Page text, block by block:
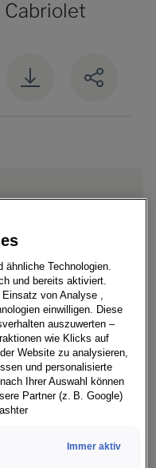
Cabriolet
Euro-Betrag
geplant
T-Roc Cabriolet
ähnliche Technologien.
und bereits aktiviert.
von Analyse ,
einwilligen. Diese
auszuwerten –
wie Klicks auf
Website zu analysieren,
und personalisierte
Ihrer Auswahl können
Partner (z. B. Google)
Immer aktiv